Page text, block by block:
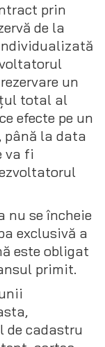
prin
de la
un
total al
efecte pe un
până la data
va fi
nu se încheie
exclusivă a
este obligat
primit.
de cadastru